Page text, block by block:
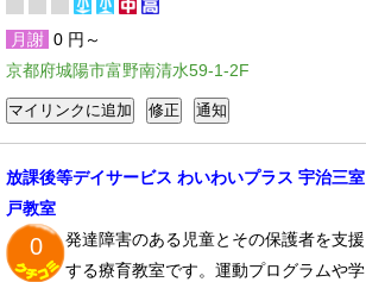
月謝 0 円～
京都府城陽市富野南清水59-1-2F
放課後等デイサービス わいわいプラス 宇治三室
戸教室
0
発達障害のある児童とその保護者を支援
する療育教室です。運動プログラムや学